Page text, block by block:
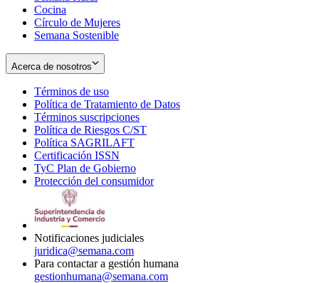
Cocina
Círculo de Mujeres
Semana Sostenible
Acerca de nosotros
Términos de uso
in
new
window
Política de Tratamiento de Datos
Términos suscripciones
in
Política de Riesgos C/ST
Política SAGRILAFT
new
window
Certificación ISSN
in
new
TyC Plan de Gobierno
in
Protección del consumidorOpens
Notificaciones judiciales
juridica@semana.com
Para contactar a gestión humana
gestionhumana@semana.com